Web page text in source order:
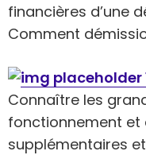
financières d’une
Comment
Connaître les
fonctionnement et
supplémentaires